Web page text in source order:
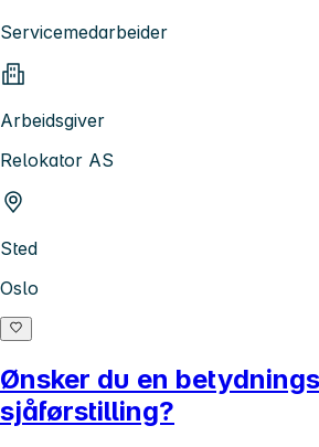
Servicemedarbeider
Arbeidsgiver
Relokator AS
Sted
Oslo
Ønsker du en
sjåførstilling?